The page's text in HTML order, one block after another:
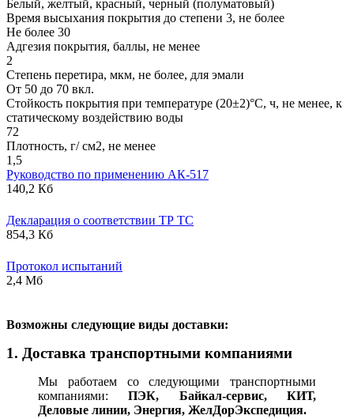
Белый, желтый, красный, черный (полуматовый)
Время высыхания покрытия до степени 3, не более
Не более 30
Адгезия покрытия, баллы, не менее
2
Степень перетира, мкм, не более, для эмали
От 50 до 70 вкл.
Стойкость покрытия при температуре (20±2)°С, ч, не менее, к
статическому воздействию воды
72
Плотность, г/ см2, не менее
1,5
Руководство по применению АК-517
140,2 Кб
Декларация о соответствии ТР ТС
854,3 Кб
Протокол испытаний
2,4 Мб
Возможны следующие виды доставки:
1. Доставка транспортными компаниями
Мы работаем со следующими транспортными
компаниями:ПЭК, Байкал-сервис, КИТ,
Деловые линии, Энергия, ЖелДорЭкспедиция.